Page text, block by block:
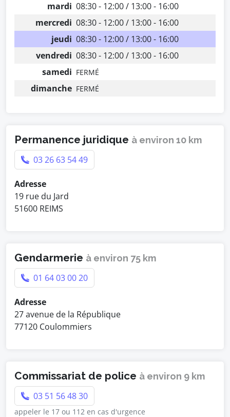
mardi 08:30 - 12:00 / 13:00 - 16:00
mercredi 08:30 - 12:00 / 13:00 - 16:00
jeudi 08:30 - 12:00 / 13:00 - 16:00
vendredi 08:30 - 12:00 / 13:00 - 16:00
samedi FERMÉ
dimanche FERMÉ
Permanence juridique à environ 10 km
03 26 63 54 49
Adresse
19 rue du Jard
51600 REIMS
Gendarmerie à environ 75 km
01 64 03 00 20
Adresse
27 avenue de la République
77120 Coulommiers
Commissariat de police à environ 9 km
03 51 56 48 30
appeler le 17 ou 112 en cas d'urgence